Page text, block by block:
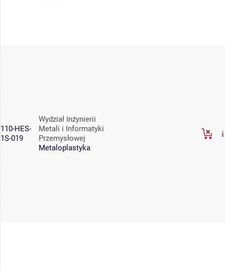
110-HES-
1S-019
Wydział Inżynierii
Metali i Informatyki
Przemysłowej
Metaloplastyka